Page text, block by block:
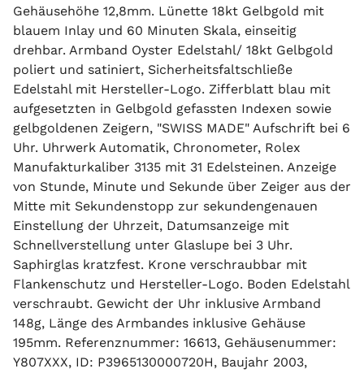
Gehäusehöhe 12,8mm. Lünette 18kt Gelbgold mit
blauem Inlay und 60 Minuten Skala, einseitig
drehbar. Armband Oyster Edelstahl/ 18kt Gelbgold
poliert und satiniert, Sicherheitsfaltschließe
Edelstahl mit Hersteller-Logo. Zifferblatt blau mit
aufgesetzten in Gelbgold gefassten Indexen sowie
gelbgoldenen Zeigern, "SWISS MADE" Aufschrift bei 6
Uhr. Uhrwerk Automatik, Chronometer, Rolex
Manufakturkaliber 3135 mit 31 Edelsteinen. Anzeige
von Stunde, Minute und Sekunde über Zeiger aus der
Mitte mit Sekundenstopp zur sekundengenauen
Einstellung der Uhrzeit, Datumsanzeige mit
Schnellverstellung unter Glaslupe bei 3 Uhr.
Saphirglas kratzfest. Krone verschraubbar mit
Flankenschutz und Hersteller-Logo. Boden Edelstahl
verschraubt. Gewicht der Uhr inklusive Armband
148g, Länge des Armbandes inklusive Gehäuse
195mm. Referenznummer: 16613, Gehäusenummer:
Y807XXX, ID: P3965130000720H, Baujahr 2003,